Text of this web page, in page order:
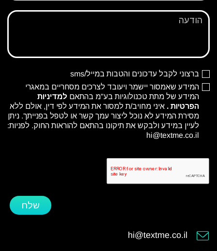
הודעה
ברצוני לקבל עדכונים והטבות במייל/sms
המידע שאמסור יישמר ויעובד לצרכים מסחריים במאגרי
המידע של מתת טכנולוגיות בע"מ בהתאם למדיניות
הפרטיות . איני מחויב/ת למסור את המידע לפי דין, אולם ללא
מסירת המידע לא נוכל ליצור עמך קשר או לטפל בפנייתך. ניתן
לעיין במידע ולבקש את תיקונו בהתאם להוראות החוק. לפניות:
hi@textme.co.il
שלח
hi@textme.co.il